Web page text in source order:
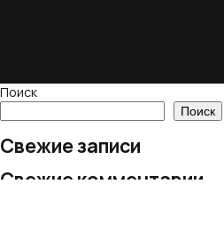
Поиск
Поиск
Свежие записи
Свежие комментарии